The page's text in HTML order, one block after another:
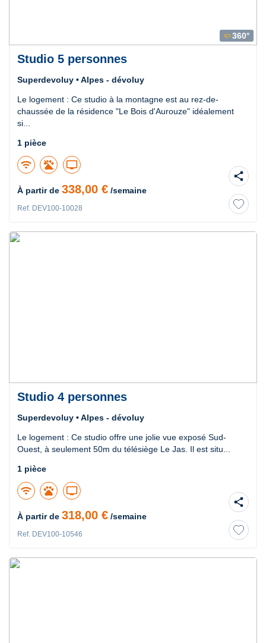
360360°
Studio 5 personnes
Superdevoluy • Alpes - dévoluy
Le logement : Ce studio à la montagne est au rez-de-
chaussée de la résidence "Le Bois d'Aurouze" idéalement
si...
1 pièce
wifi tv
À partir de 338,00 € /semaine
Ref. DEV100-10028
share
Studio 4 personnes
Superdevoluy • Alpes - dévoluy
Le logement : Ce studio offre une jolie vue exposé Sud-
Ouest, à seulement 50m du télésiège Le Jas. Il est situ...
1 pièce
wifi pets tv
À partir de 318,00 € /semaine
Ref. DEV100-10546
share